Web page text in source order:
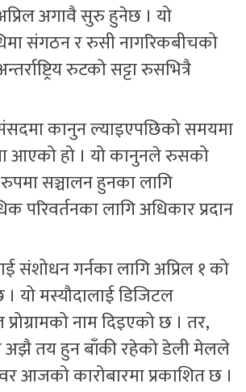
अगावै सुरु हुनेछ । यो
संगठन र रुसी नागरिकबीचको
रुटको सट्टा रुसभित्रै
कानुन ल्याइएपछिको समयमा
आएको हो । यो कानुनले रुसको
सञ्चालन हुनका लागि
परिवर्तनका लागि अधिकार प्रदान
संशोधन गर्नका लागि अप्रिल १ को
यो मस्यौदालाई डिजिटल
नाम दिइएको छ । तर,
अझै तय हुन बाँकी रहेको डेली मेलले
आजको कारोबारमा प्रकाशित छ ।